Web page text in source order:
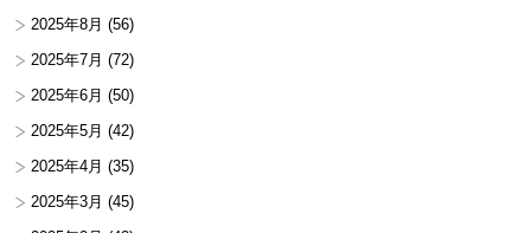
2025年8月 (56)
2025年7月 (72)
2025年6月 (50)
2025年5月 (42)
2025年4月 (35)
2025年3月 (45)